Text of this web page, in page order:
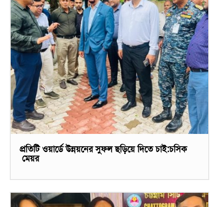
প্রতিটি ওয়ার্ডে উন্নয়নের সুফল ছড়িয়ে দিতে চাই:চসিক
মেয়র